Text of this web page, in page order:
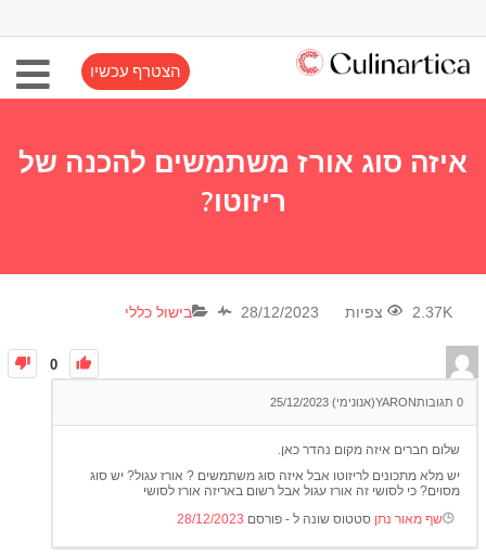
הצטרף עכשיו
איזה סוג אורז משתמשים להכנה של
ריזוטו?
2.37K צפיות 28/12/2023 בישול כללי
0
YARON(אנונימי) 25/12/2023 0 תגובות
שלום חברים איזה מקום נהדר כאן.
יש מלא מתכונים לריזוטו אבל איזה סוג משתמשים ? אורז עגול? יש סוג
מסוים? כי לסושי זה אורז עגול אבל רשום באריזה אורז לסושי
שף מאור נתן סטטוס שונה ל - פורסם 28/12/2023